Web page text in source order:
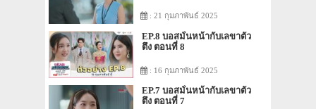
: 21 กุมภาพันธ์ 2025
EP.8 บอสมั่นหน้ากับเลขาตัว
ตึง ตอนที่ 8
: 16 กุมภาพันธ์ 2025
EP.7 บอสมั่นหน้ากับเลขาตัว
ตึง ตอนที่ 7